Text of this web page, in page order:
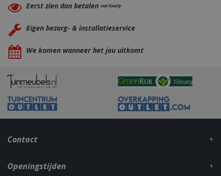
Eerst zien dan betalen met Riverty
Eigen bezorg- & installatieservice
We komen wanneer het jou uitkomt
Contact
Openingstijden
_gid
.bbqkopen.nl